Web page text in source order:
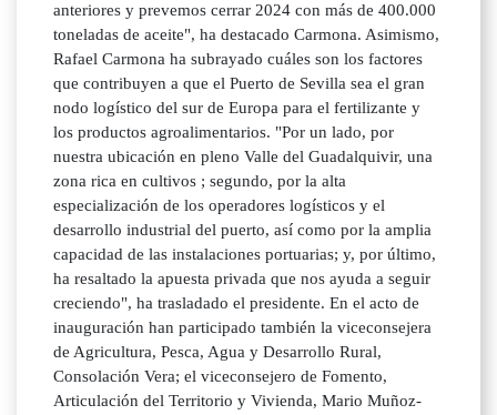
anteriores y prevemos cerrar 2024 con más de 400.000
toneladas de aceite", ha destacado Carmona. Asimismo,
Rafael Carmona ha subrayado cuáles son los factores
que contribuyen a que el Puerto de Sevilla sea el gran
nodo logístico del sur de Europa para el fertilizante y
los productos agroalimentarios. "Por un lado, por
nuestra ubicación en pleno Valle del Guadalquivir, una
zona rica en cultivos ; segundo, por la alta
especialización de los operadores logísticos y el
desarrollo industrial del puerto, así como por la amplia
capacidad de las instalaciones portuarias; y, por último,
ha resaltado la apuesta privada que nos ayuda a seguir
creciendo", ha trasladado el presidente. En el acto de
inauguración han participado también la viceconsejera
de Agricultura, Pesca, Agua y Desarrollo Rural,
Consolación Vera; el viceconsejero de Fomento,
Articulación del Territorio y Vivienda, Mario Muñoz-